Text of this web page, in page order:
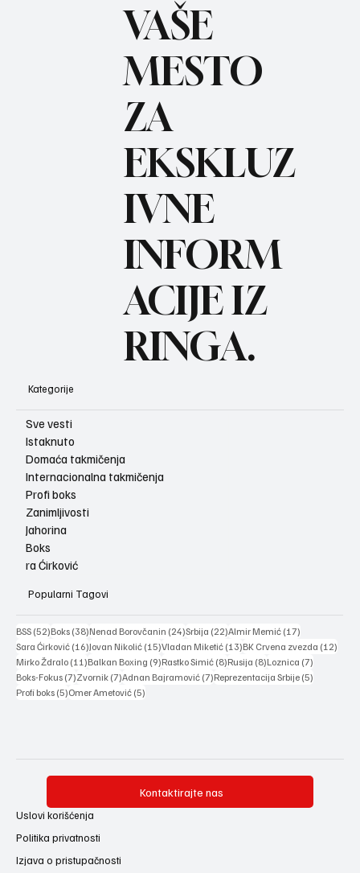
REC
VAŠE
MESTO
ZA
EKSKLUZ
IVNE
INFORM
ACIJE IZ
RINGA.
Kategorije
Sve vesti
Istaknuto
Domaća takmičenja
Internacionalna takmičenja
Profi boks
Zanimljivosti
Jahorina
Boks
ra Ćirković
Popularni Tagovi
BSS (52)52 posts
Boks (38)38 posts
Nenad Borovčanin (24)24 posts
Srbija (22)22 posts
Almir Memić (17)
Sara Ćirković (16)16 posts
Jovan Nikolić (15)15 posts
Vladan Miketić (13)13 posts
BK Crvena zvezda (12)
Mirko Ždralo (11)11 posts
Balkan Boxing (9)9 posts
Rastko Simić (8)8 posts
Rusija (8)8 posts
Loznica (7)
Boks-Fokus (7)7 posts
Zvornik (7)7 posts
Adnan Bajramović (7)7 posts
Reprezentacija Srbije (5)
Profi boks (5)5 posts
Omer Ametović (5)
Kontaktirajte nas
Uslovi korišćenja
Politika privatnosti
Izjava o pristupačnosti